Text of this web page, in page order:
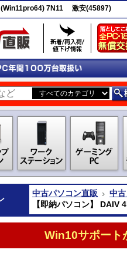
(Win11pro64) 7N11 激安(45897)
中古パソコン直販 中
【即納パソコン】
Win10サポート